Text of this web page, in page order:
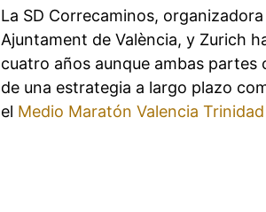
La SD Correcaminos,
Ajuntament de València, y Zurich
cuatro años aunque ambas partes
de una estrategia a largo plazo
el Medio Maratón Valencia